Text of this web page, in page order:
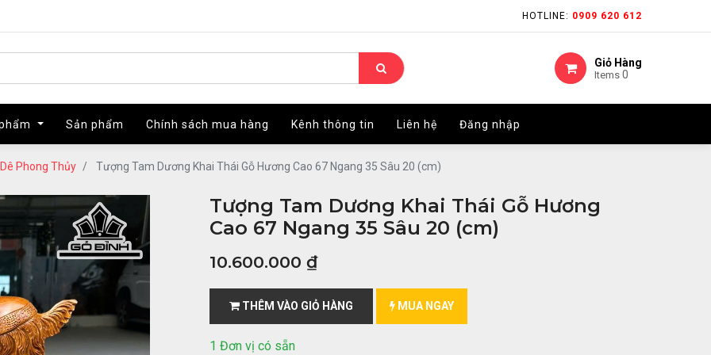
HOTLINE: 0909 620 612
Giỏ Hàng
Items 0
Sản phẩm Chính sách mua hàng Kênh thông tin Liên hệ Đăng nhập
HOTLINE: 0909 620 612
Giỏ Hàng
Items 0
Sản phẩm Chính sách mua hàng Kênh thông tin Liên hệ Đăng nhập
Phong Thủy Tượng Tam Dương Khai Thái Gỗ Hương Cao 67 Ngang 35 Sâu 20 (cm)
Tượng Tam Dương Khai Thái Gỗ Hương
Cao 67 Ngang 35 Sâu 20 (cm)
10.600.000 ₫
THÊM VÀO GIỎ HÀNG MUA NGAY
1 Đơn vị có sẵn